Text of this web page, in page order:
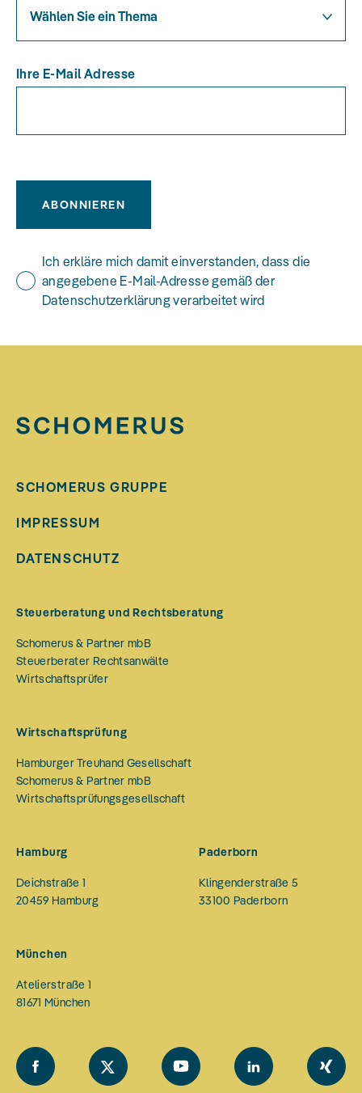
Wählen Sie ein Thema
Ihre E-Mail Adresse
ABONNIEREN
Ich erkläre mich damit einverstanden, dass die
angegebene E-Mail-Adresse gemäß der
Datenschutzerklärung verarbeitet wird
SCHOMERUS GRUPPE
IMPRESSUM
DATENSCHUTZ
Steuerberatung und Rechtsberatung
Schomerus & Partner mbB
Steuerberater Rechtsanwälte
Wirtschaftsprüfer
Wirtschaftsprüfung
Hamburger Treuhand Gesellschaft
Schomerus & Partner mbB
Wirtschaftsprüfungsgesellschaft
Hamburg
Deichstraße 1
20459 Hamburg
Paderborn
Klingenderstraße 5
33100 Paderborn
München
Atelierstraße 1
81671 München